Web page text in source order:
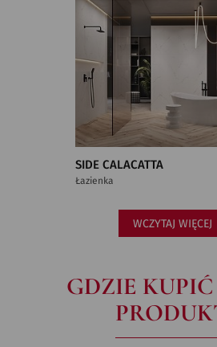
SIDE CALACATTA
Łazienka
WCZYTAJ WIĘCEJ
GDZIE KUPIĆ